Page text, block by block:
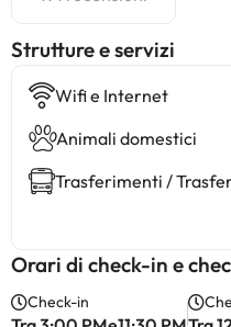
​Strutture e servizi
Wifi e Internet
Animali domestici
Trasferimenti /
Orari di check-in e
Check-in